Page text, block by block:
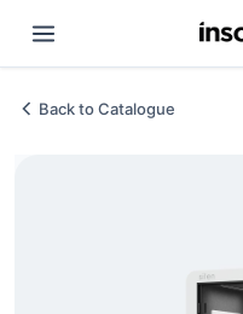
Back to Catalogue